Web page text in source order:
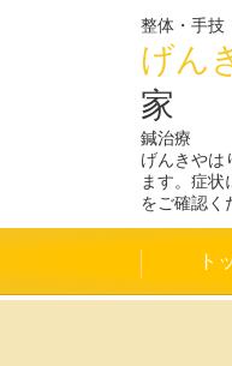
整体・手技
げん
家
鍼治療
げんきやは
ます。症
をご確認く
ト